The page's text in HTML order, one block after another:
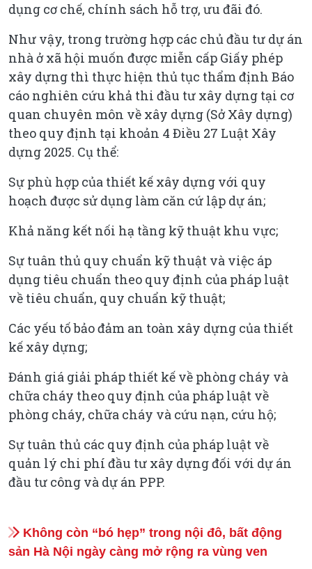
dụng cơ chế, chính sách hỗ trợ, ưu đãi đó.
Như vậy, trong trường hợp các chủ đầu tư dự án
nhà ở xã hội muốn được miễn cấp Giấy phép
xây dựng thì thực hiện thủ tục thẩm định Báo
cáo nghiên cứu khả thi đầu tư xây dựng tại cơ
quan chuyên môn về xây dựng (Sở Xây dựng)
theo quy định tại khoản 4 Điều 27 Luật Xây
dựng 2025. Cụ thể:
Sự phù hợp của thiết kế xây dựng với quy
hoạch được sử dụng làm căn cứ lập dự án;
Khả năng kết nối hạ tầng kỹ thuật khu vực;
Sự tuân thủ quy chuẩn kỹ thuật và việc áp
dụng tiêu chuẩn theo quy định của pháp luật
về tiêu chuẩn, quy chuẩn kỹ thuật;
Các yếu tố bảo đảm an toàn xây dựng của thiết
kế xây dựng;
Đánh giá giải pháp thiết kế về phòng cháy và
chữa cháy theo quy định của pháp luật về
phòng cháy, chữa cháy và cứu nạn, cứu hộ;
Sự tuân thủ các quy định của pháp luật về
quản lý chi phí đầu tư xây dựng đối với dự án
đầu tư công và dự án PPP.
Không còn “bó hẹp” trong nội đô, bất động
sản Hà Nội ngày càng mở rộng ra vùng ven